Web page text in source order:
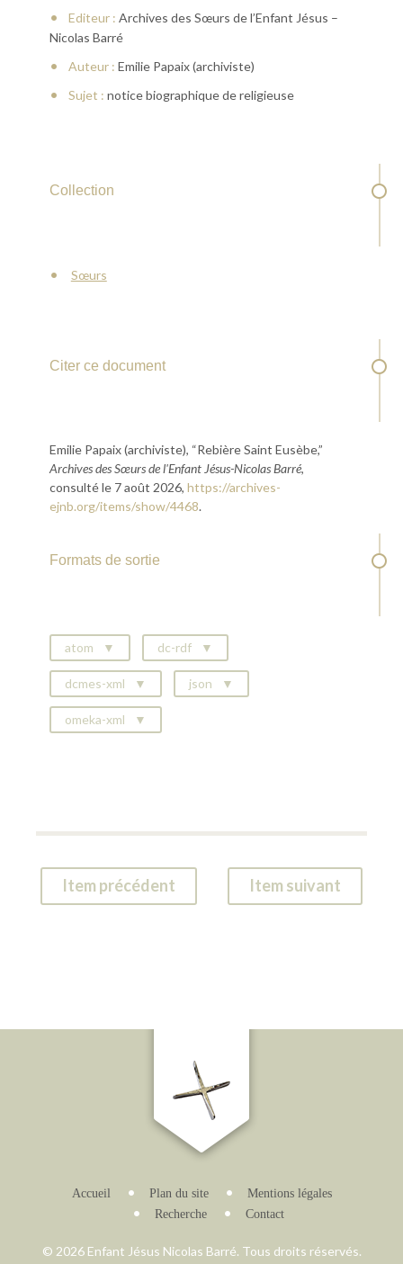
Editeur : Archives des Sœurs de l’Enfant Jésus –
Nicolas Barré
Auteur : Emilie Papaix (archiviste)
Sujet : notice biographique de religieuse
Collection
Sœurs
Citer ce document
Emilie Papaix (archiviste), “Rebière Saint Eusèbe,”
Archives des Sœurs de l'Enfant Jésus-Nicolas Barré,
consulté le 7 août 2026, https://archives-
ejnb.org/items/show/4468.
Formats de sortie
atom dc-rdf
dcmes-xml json
omeka-xml
Item précédent Item suivant
Accueil Plan du site
Mentions légales
Recherche
Contact
© 2026 Enfant Jésus Nicolas Barré. Tous droits réservés.